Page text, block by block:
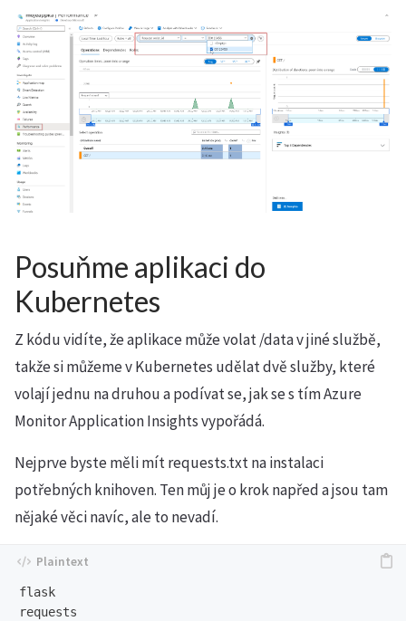
Posuňme aplikaci do
Kubernetes
Z kódu vidíte, že aplikace může volat /data v jiné službě,
takže si můžeme v Kubernetes udělat dvě služby, které
volají jednu na druhou a podívat se, jak se s tím Azure
Monitor Application Insights vypořádá.
Nejprve byste měli mít requests.txt na instalaci
potřebných knihoven. Ten můj je o krok napřed a jsou tam
nějaké věci navíc, ale to nevadí.
flask
requests